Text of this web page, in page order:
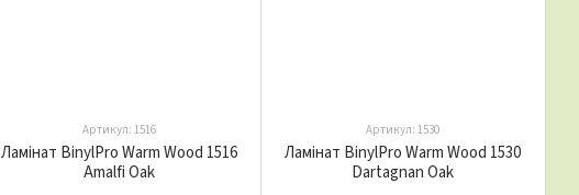
Артикул: 1516
Ламінат BinylPro Warm Wood 1516
Amalfi Oak
Артикул: 1530
Ламінат BinylPro Warm Wood 1530
Dartagnan Oak